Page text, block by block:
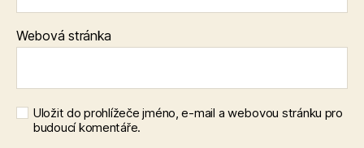
Webová stránka
Uložit do prohlížeče jméno, e-mail a webovou stránku pro
budoucí komentáře.